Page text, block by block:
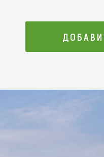
Где поесть
О регионе
Коллекция